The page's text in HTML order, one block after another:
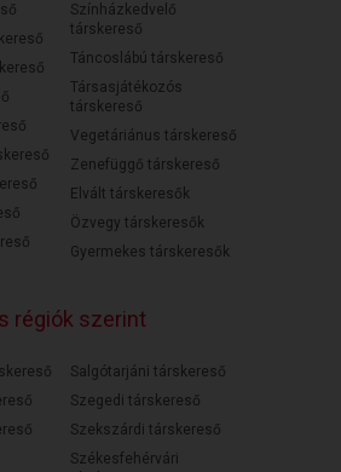
Színházkedvelő
társkereső
Táncoslábú társkereső
Társasjátékozós
társkereső
Vegetáriánus társkereső
Zenefüggő társkereső
Elvált társkeresők
Özvegy társkeresők
Gyermekes társkeresők
régiók szerint
Salgótarjáni társkereső
Szegedi társkereső
Szekszárdi társkereső
Székesfehérvári